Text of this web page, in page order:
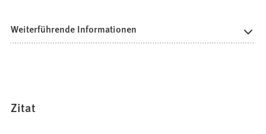
Weiterführende Informationen
Zitat